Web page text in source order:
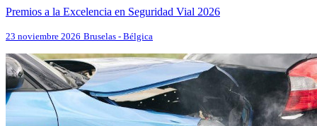
Premios a la Excelencia en Seguridad Vial 2026
23 noviembre 2026 Bruselas - Bélgica